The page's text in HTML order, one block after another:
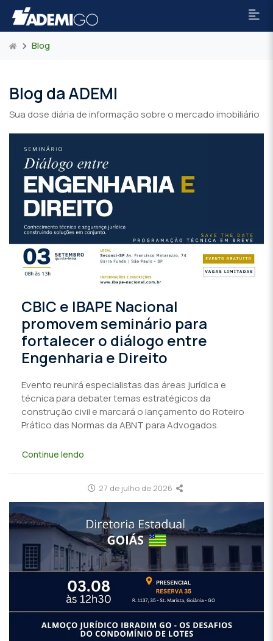
Blog
Blog da ADEMI
Sua dose diária de informação sobre o mercado imobiliário
CBIC e IBAPE Nacional
promovem seminário para
fortalecer o diálogo entre
Engenharia e Direito
Evento reunirá especialistas das áreas jurídica e
técnica para debater temas estratégicos da
construção civil e marcará o lançamento do Roteiro
Prático das Normas da ABNT para Advogados.
Continue lendo
27 de julho de 2026